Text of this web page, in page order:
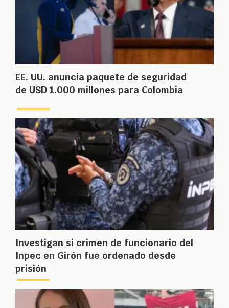
EE. UU. anuncia paquete de seguridad
de USD 1.000 millones para Colombia
Investigan si crimen de funcionario del
Inpec en Girón fue ordenado desde
prisión